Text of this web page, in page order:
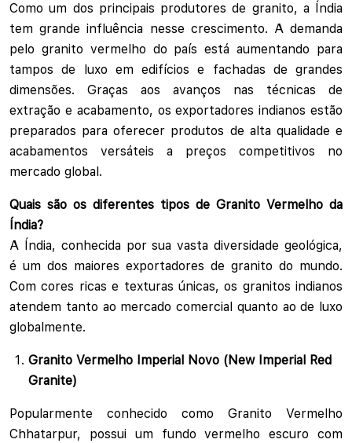
Como um dos principais produtores de granito, a Índia
tem grande influência nesse crescimento. A demanda
pelo granito vermelho do país está aumentando para
tampos de luxo em edifícios e fachadas de grandes
dimensões. Graças aos avanços nas técnicas de
extração e acabamento, os exportadores indianos estão
preparados para oferecer produtos de alta qualidade e
acabamentos versáteis a preços competitivos no
mercado global.
Quais são os diferentes tipos de Granito Vermelho da
Índia?
A Índia, conhecida por sua vasta diversidade geológica,
é um dos maiores exportadores de granito do mundo.
Com cores ricas e texturas únicas, os granitos indianos
atendem tanto ao mercado comercial quanto ao de luxo
globalmente.
Granito Vermelho Imperial Novo (New Imperial Red
Granite)
Popularmente conhecido como Granito Vermelho
Chhatarpur, possui um fundo vermelho escuro com